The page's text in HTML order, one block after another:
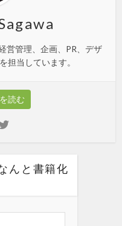
営管理、企画、PR、デザ
担当しています。
読む
んと書籍化